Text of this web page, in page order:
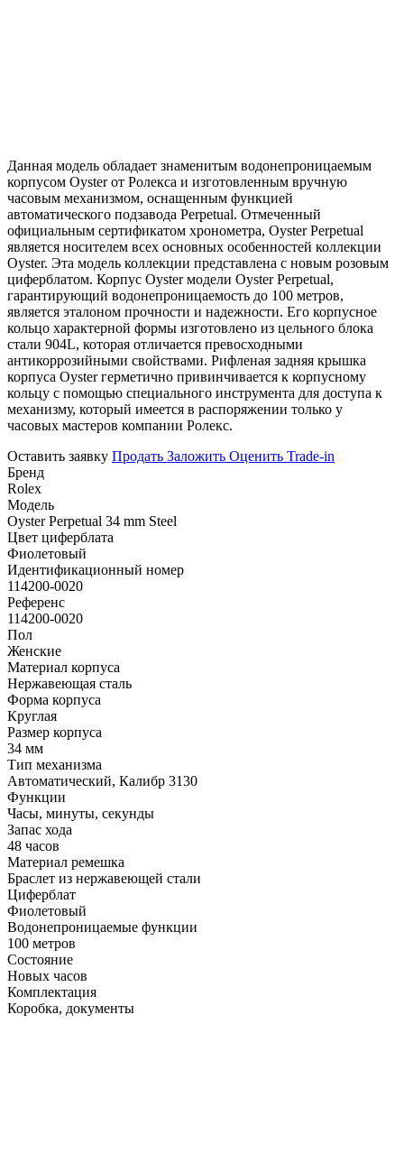
Данная модель обладает знаменитым водонепроницаемым
корпусом Oyster от Ролекса и изготовленным вручную
часовым механизмом, оснащенным функцией
автоматического подзавода Perpetual. Отмеченный
официальным сертификатом хронометра, Oyster Perpetual
является носителем всех основных особенностей коллекции
Oyster. Эта модель коллекции представлена с новым розовым
циферблатом. Корпус Oyster модели Oyster Perpetual,
гарантирующий водонепроницаемость до 100 метров,
является эталоном прочности и надежности. Его корпусное
кольцо характерной формы изготовлено из цельного блока
стали 904L, которая отличается превосходными
антикоррозийными свойствами. Рифленая задняя крышка
корпуса Oyster герметично привинчивается к корпусному
кольцу с помощью специального инструмента для доступа к
механизму, который имеется в распоряжении только у
часовых мастеров компании Ролекс.
Оставить заявку Продать Заложить Оценить Trade-in
Бренд
Rolex
Модель
Oyster Perpetual 34 mm Steel
Цвет циферблата
Фиолетовый
Идентификационный номер
114200-0020
Референс
114200-0020
Пол
Женские
Материал корпуса
Нержавеющая сталь
Форма корпуса
Круглая
Размер корпуса
34 мм
Тип механизма
Автоматический, Калибр 3130
Функции
Часы, минуты, секунды
Запас хода
48 часов
Материал ремешка
Браслет из нержавеющей стали
Циферблат
Фиолетовый
Водонепроницаемые функции
100 метров
Состояние
Новых часов
Комплектация
Коробка, документы